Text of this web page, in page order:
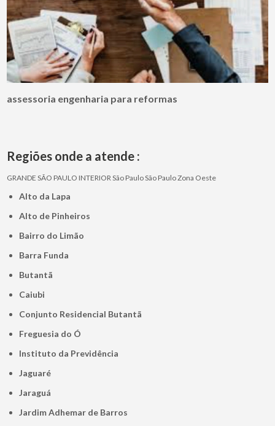
assessoria engenharia para reformas
Regiões onde a atende :
GRANDE SÃO PAULO INTERIORSão PauloSão PauloZona Oeste
Alto da Lapa
Alto de Pinheiros
Bairro do Limão
Barra Funda
Butantã
Caiubi
Conjunto Residencial Butantã
Freguesia do Ó
Instituto da Previdência
Jaguaré
Jaraguá
Jardim Adhemar de Barros